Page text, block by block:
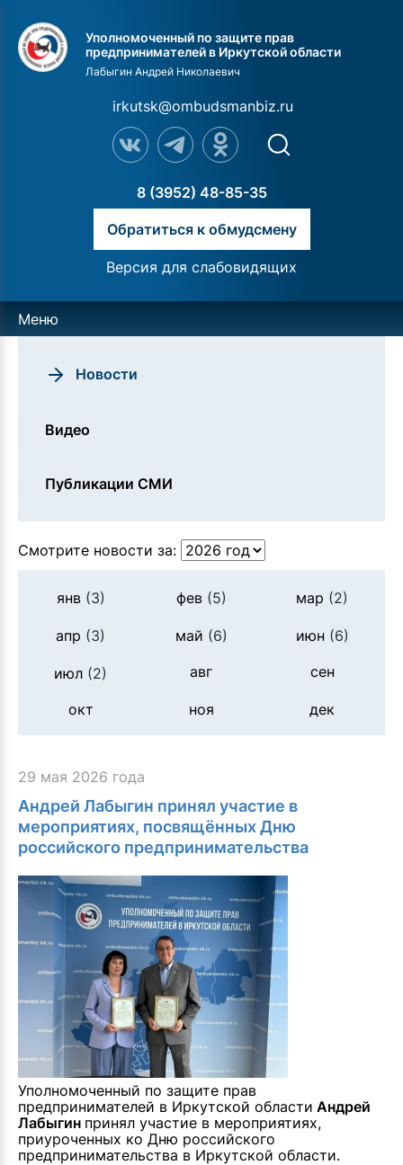
Уполномоченный по защите прав
предпринимателей в Иркутской области
Лабыгин Андрей Николаевич
irkutsk@ombudsmanbiz.ru
8 (3952) 48-85-35
Обратиться к обмудсмену
Версия для слабовидящих
Меню
Новости
Видео
Публикации СМИ
Смотрите новости за:
янв(3) фев(5) мар (2)
апр (3) май (6) июн (6)
июл (2) авг сен
окт ноя дек
29 мая 2026 года
Андрей Лабыгин принял участие в
мероприятиях, посвящённых Дню
российского предпринимательства
Уполномоченный по защите прав
предпринимателей в Иркутской области Андрей
Лабыгин принял участие в мероприятиях,
приуроченных ко Дню российского
предпринимательства в Иркутской области.